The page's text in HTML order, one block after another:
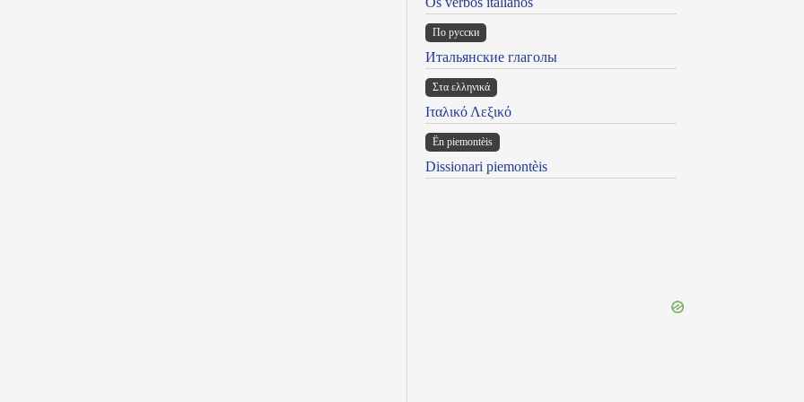
По русски
Итальянские глаголы
Στα ελληνικά
Ιταλικό Λεξικό
Ën piemontèis
Dissionari piemontèis